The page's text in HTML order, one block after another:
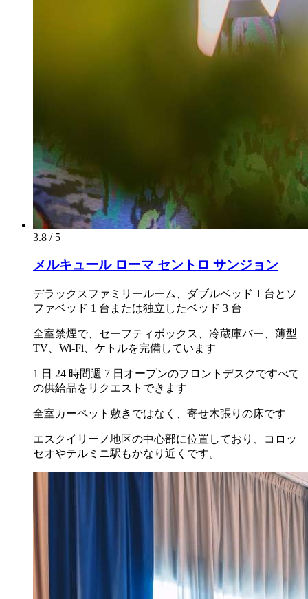
3.8 / 5
メルキュール ローマ セントロ サンジョン
デラックスファミリールーム、ダブルベッド 1 台とソ
ファベッド 1 台または独立したベッド 3 台
全室禁煙で、セーフティボックス、冷蔵庫バー、薄型
TV、Wi-Fi、ケトルを完備しています
1 日 24 時間週 7 日オープンのフロントデスクですべて
の供給品をリクエストできます
全室カーペット敷きではなく、寄せ木張りの床です
エスクイリーノ地区の中心部に位置しており、コロッ
セオやテルミニ駅もかなり近くです。